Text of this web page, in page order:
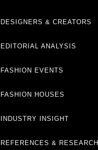
DESIGNERS & CREATORS
EDITORIAL ANALYSIS
FASHION EVENTS
FASHION HOUSES
INDUSTRY INSIGHT
REFERENCES & RESEARCH